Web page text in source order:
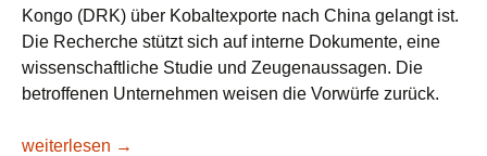
Kongo (DRK) über Kobaltexporte nach China gelangt ist.
Die Recherche stützt sich auf interne Dokumente, eine
wissenschaftliche Studie und Zeugenaussagen. Die
betroffenen Unternehmen weisen die Vorwürfe zurück.
DR Kongo: Untersuchung deckt mutmaßliche Uranexporte
weiterlesen →